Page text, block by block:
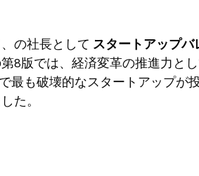
の社長として スタートアップ
8版では、経済変革の推進力と
最も破壊的なスタートアップ
た。